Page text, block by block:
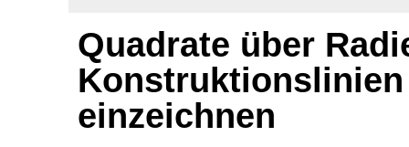
Quadrate über
einzeichnen